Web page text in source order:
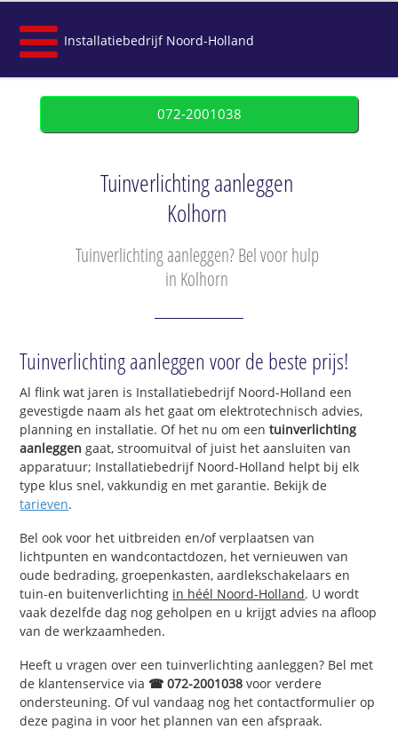
Installatiebedrijf Noord-Holland
072-2001038
Tuinverlichting aanleggen
Kolhorn
Tuinverlichting aanleggen? Bel voor hulp
in Kolhorn
Tuinverlichting aanleggen voor de beste prijs!
Al flink wat jaren is Installatiebedrijf Noord-Holland een
gevestigde naam als het gaat om elektrotechnisch advies,
planning en installatie. Of het nu om eentuinverlichting
aanleggen gaat, stroomuitval of juist het aansluiten van
apparatuur; Installatiebedrijf Noord-Holland helpt bij elk
type klus snel, vakkundig en met garantie. Bekijk de
tarieven.
Bel ook voor het uitbreiden en/of verplaatsen van
lichtpunten en wandcontactdozen, het vernieuwen van
oude bedrading, groepenkasten, aardlekschakelaars en
tuin-en buitenverlichting in héél Noord-Holland. U wordt
vaak dezelfde dag nog geholpen en u krijgt advies na afloop
van de werkzaamheden.
Heeft u vragen over een tuinverlichting aanleggen? Bel met
de klantenservice via ☎ 072-2001038 voor verdere
ondersteuning. Of vul vandaag nog het contactformulier op
deze pagina in voor het plannen van een afspraak.